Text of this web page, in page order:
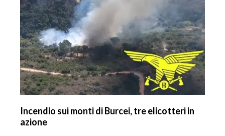
Incendio sui monti di Burcei, tre elicotteri in
azione